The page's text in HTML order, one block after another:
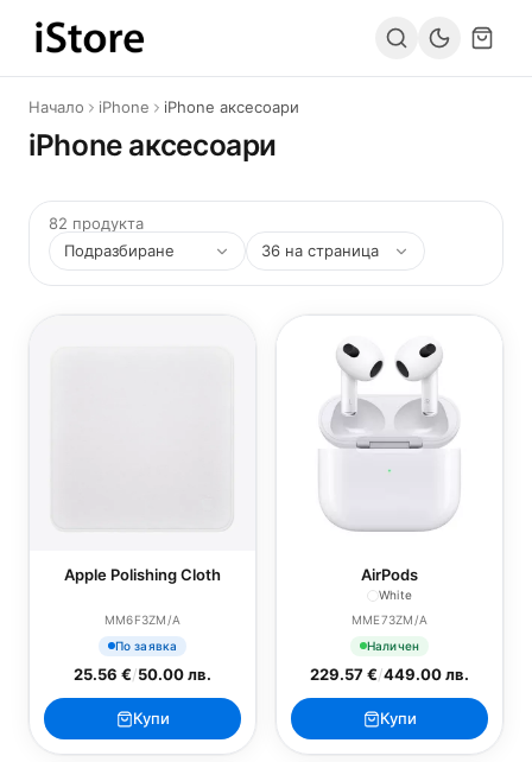
Към съдържанието
Начало iPhone iPhone аксесоари
iPhone аксесоари
82 продукта
Apple Polishing Cloth
MM6F3ZM/A
По заявка
25.56 €/50.00 лв.
Купи
AirPods
White
MME73ZM/A
Наличен
229.57 €/449.00 лв.
Купи